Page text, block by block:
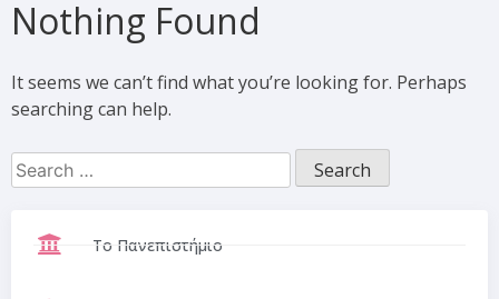
Nothing Found
It seems we can’t find what you’re looking for. Perhaps
searching can help.
Το Πανεπιστήμιο